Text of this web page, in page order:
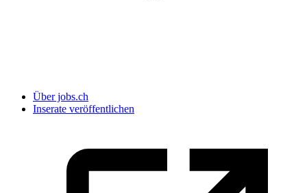
Über jobs.ch
Inserate veröffentlichen